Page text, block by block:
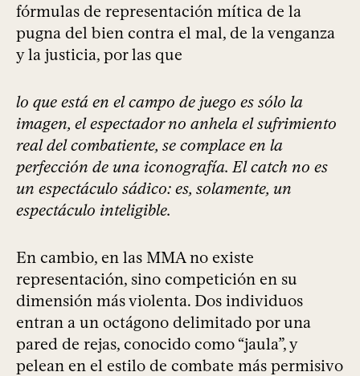
fórmulas de representación mítica de la
pugna del bien contra el mal, de la venganza
y la justicia, por las que
lo que está en el campo de juego es sólo la
imagen, el espectador no anhela el sufrimiento
real del combatiente, se complace en la
perfección de una iconografía. El catch no es
un espectáculo sádico: es, solamente, un
espectáculo inteligible.
En cambio, en las MMA no existe
representación, sino competición en su
dimensión más violenta. Dos individuos
entran a un octágono delimitado por una
pared de rejas, conocido como “jaula”, y
pelean en el estilo de combate más permisivo